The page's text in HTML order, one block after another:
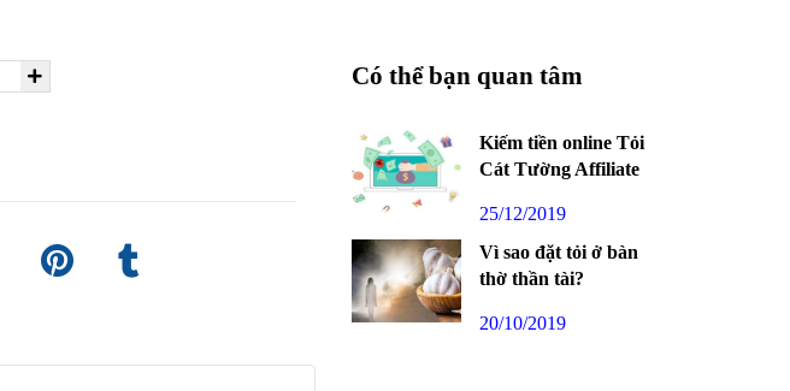
Có thể bạn quan tâm
Kiếm tiền online Tỏi
Cát Tường Affiliate
25/12/2019
Vì sao đặt tỏi ở bàn
thờ thần tài?
20/10/2019